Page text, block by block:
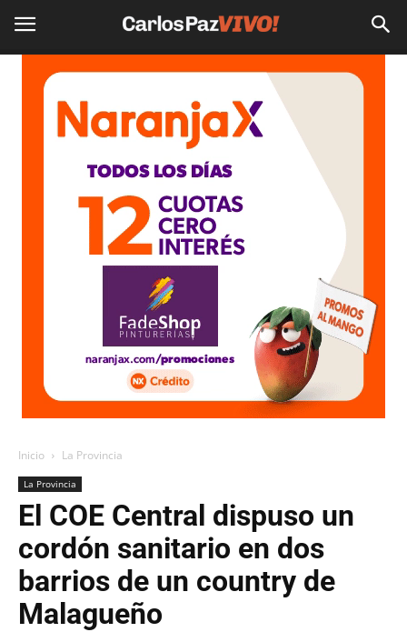
Inicio La Provincia
La Provincia
El COE Central dispuso un
cordón sanitario en dos
barrios de un country de
Malagueño